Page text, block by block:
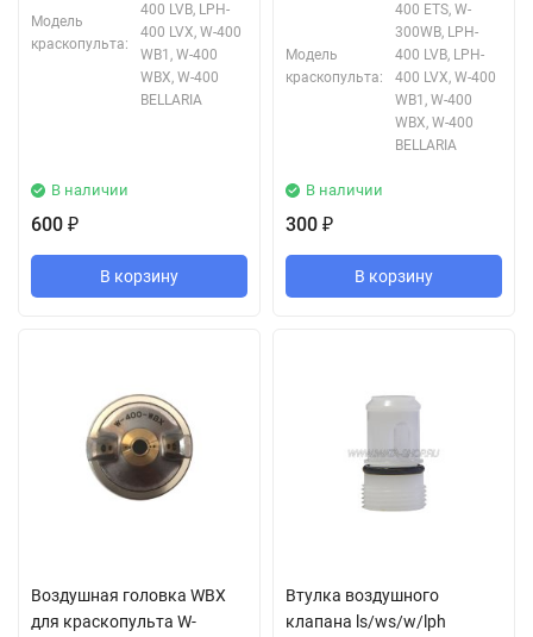
Модель
краскопульта:
400 LVB, LPH-
400 LVX, W-400
WB1, W-400
WBX, W-400
BELLARIA
В наличии
600 ₽
В корзину
Модель
краскопульта:
400 ETS, W-
300WB, LPH-
400 LVB, LPH-
400 LVX, W-400
WB1, W-400
WBX, W-400
BELLARIA
В наличии
300 ₽
В корзину
Воздушная головка WBX
для краскопульта W-
Втулка воздушного
клапана ls/ws/w/lph